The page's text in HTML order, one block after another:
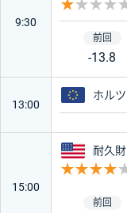
9:30
-13.8
13:00
ユーロ
ホル
15:00
アメ
耐久